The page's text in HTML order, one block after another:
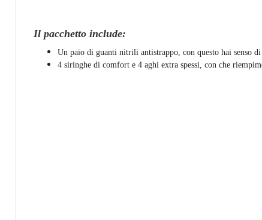
Il pacchetto include:
Un paio di guanti nitrili antistrappo, con questo hai senso di
4 siringhe di comfort e 4 aghi extra spessi, con che